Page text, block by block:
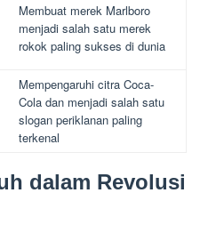
Membuat merek Marlboro
menjadi salah satu merek
rokok paling sukses di dunia
Mempengaruhi citra Coca-
Cola dan menjadi salah satu
slogan periklanan paling
terkenal
dalam Revolusi